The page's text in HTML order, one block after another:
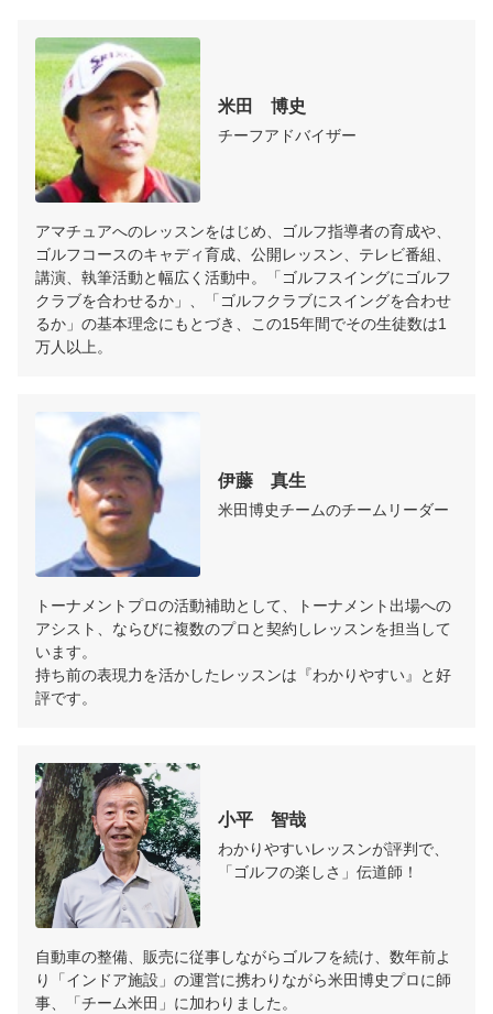
米田　博史
チーフアドバイザー
アマチュアへのレッスンをはじめ、ゴルフ指導者の育成や、
ゴルフコースのキャディ育成、公開レッスン、テレビ番組、
講演、執筆活動と幅広く活動中。「ゴルフスイングにゴルフ
クラブを合わせるか」、「ゴルフクラブにスイングを合わせ
るか」の基本理念にもとづき、この15年間でその生徒数は1
万人以上。
伊藤　真生
米田博史チームのチームリーダー
トーナメントプロの活動補助として、トーナメント出場への
アシスト、ならびに複数のプロと契約しレッスンを担当して
います。
持ち前の表現力を活かしたレッスンは『わかりやすい』と好
評です。
小平　智哉
わかりやすいレッスンが評判で、
「ゴルフの楽しさ」伝道師！
自動車の整備、販売に従事しながらゴルフを続け、数年前よ
り「インドア施設」の運営に携わりながら米田博史プロに師
事、「チーム米田」に加わりました。